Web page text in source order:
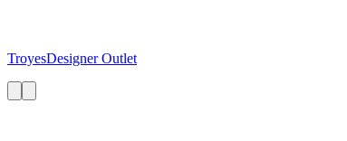
TroyesDesigner Outlet